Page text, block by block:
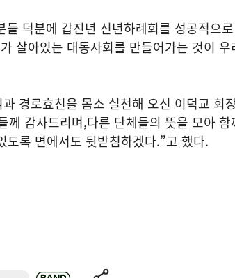
덕분에 갑진년 신년하례회를 성공적으
살아있는 대동사회를 만들어가는 것이 우
경로효친을 몸소 실천해 오신 이덕교 회
께 감사드리며,다른 단체들의 뜻을 모아 함
도록 면에서도 뒷받침하겠다.”고 했다.